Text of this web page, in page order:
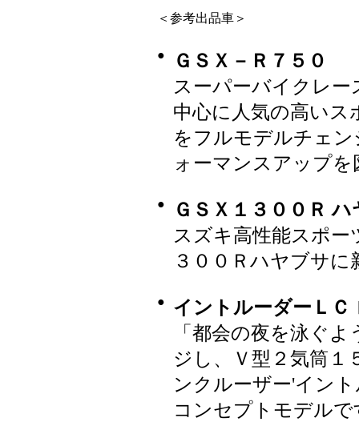
＜参考出品車＞
●
ＧＳＸ－Ｒ７５０
スーパーバイクレ
中心に人気の高いス
をフルモデルチェ
ォーマンスアップ
●
ＧＳＸ１３００Ｒ
スズキ高性能スポ
３００Ｒハヤブサ
●
イントルーダーＬ
「都会の夜を泳ぐ
ジし、Ｖ型２気筒１
ンクルーザー'イン
コンセプトモデルで